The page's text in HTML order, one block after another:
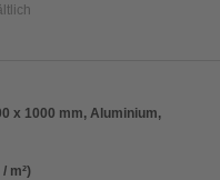
x 1000 mm, Aluminium,
m²)